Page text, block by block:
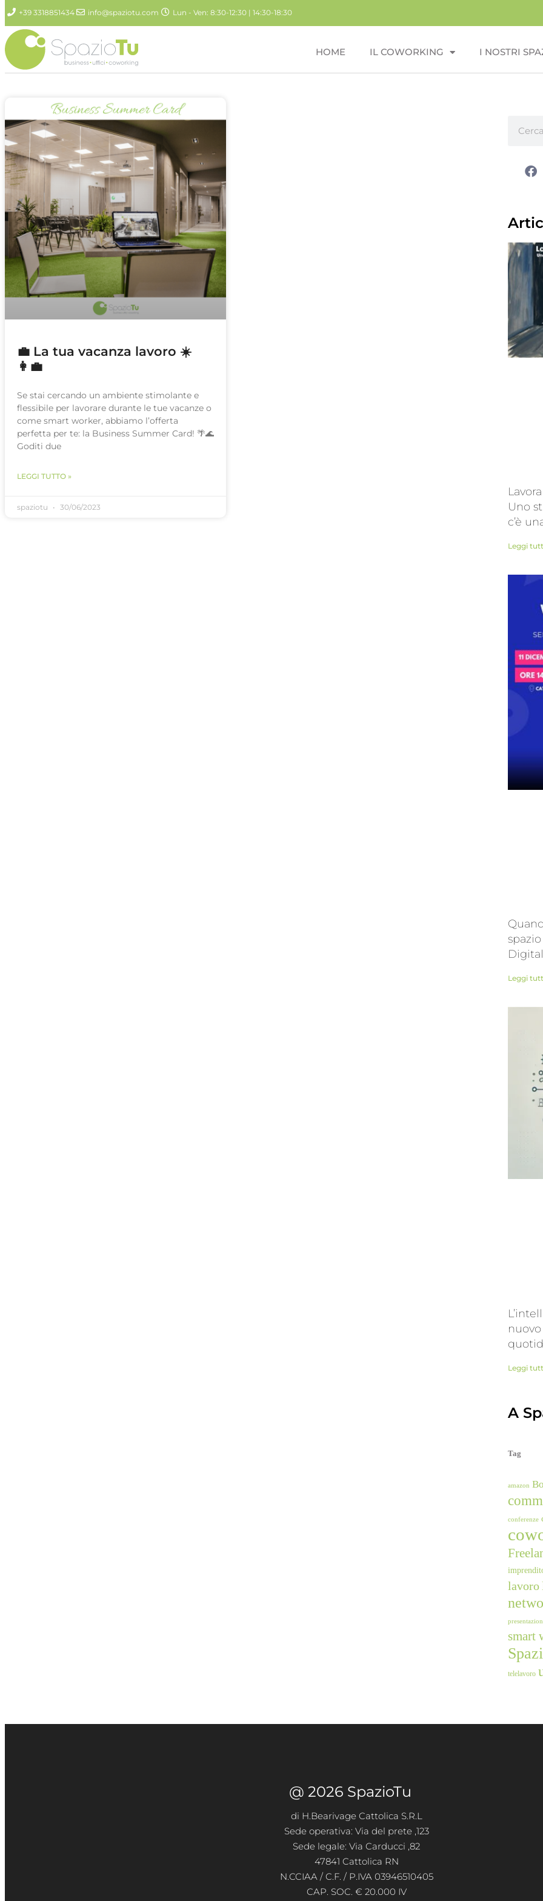
+39 3318851434 info@spaziotu.com Lun - Ven: 8:30-12:30 | 14:30-18:30
HOME IL COWORKING I NOSTRI
💼 La tua vacanza lavoro ☀️
👩‍💼
Se stai cercando un ambiente stimolante e
flessibile per lavorare durante le tue vacanze o
come smart worker, abbiamo l’offerta
perfetta per te: la Business Summer Card! 🌴🌊
Goditi due
LEGGI TUTTO »
spaziotu 30/06/2023
Uno
c’è
Leggi
Leggi
Leggi
A
Tag
amazon
conferenze
lavoro
smart
telelavoro
@ 2026 SpazioTu
di H.Bearivage Cattolica S.R.L
Sede operativa: Via del prete ,123
Sede legale: Via Carducci ,82
47841 Cattolica RN
N.CCIAA / C.F. / P.IVA 03946510405
CAP. SOC. € 20.000 IV